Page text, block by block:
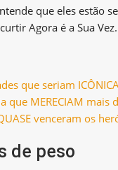
que eles estão
Agora é a Sua Vez.
que seriam
que MERECIAM mais
venceram os
de peso